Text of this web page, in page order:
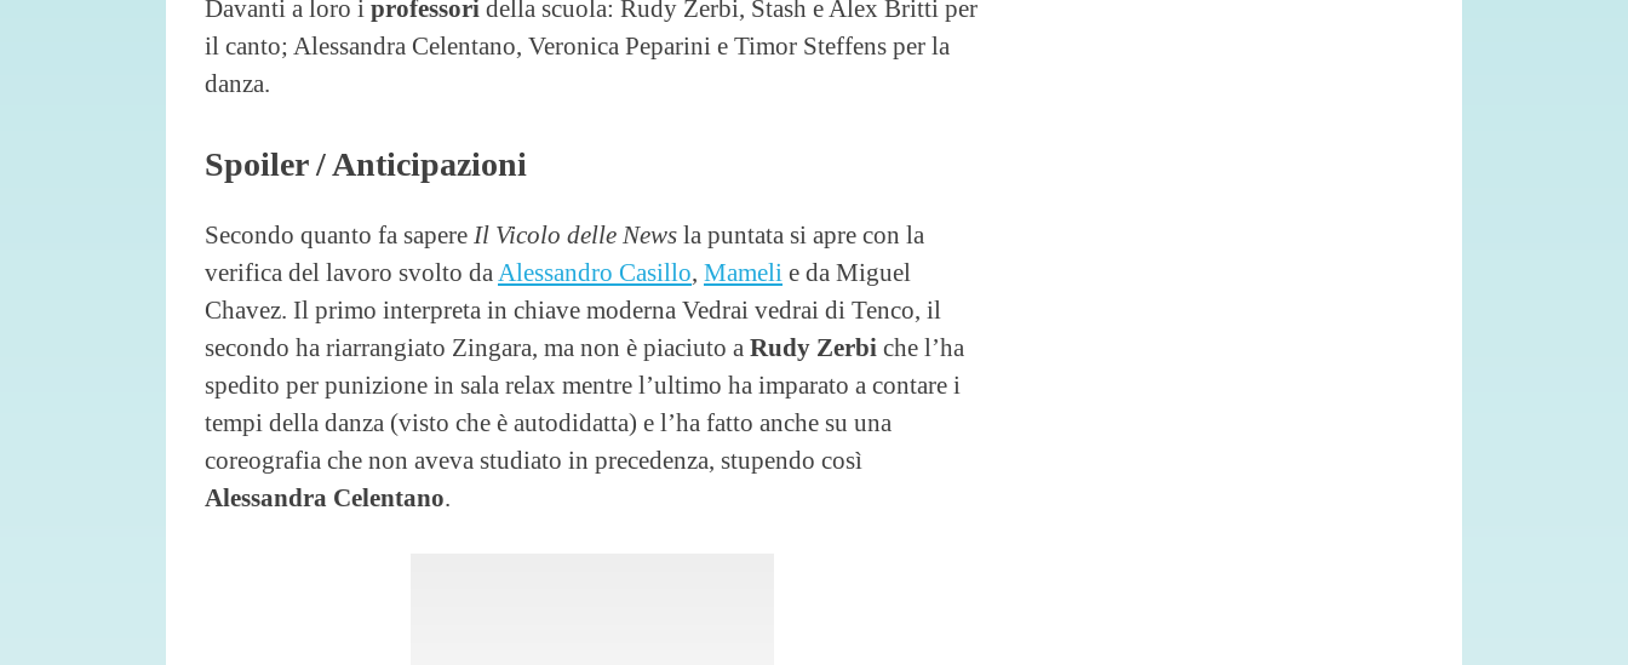
Davanti a loro i professori della scuola: Rudy Zerbi, Stash e Alex Britti per
il canto; Alessandra Celentano, Veronica Peparini e Timor Steffens per la
danza.
Spoiler / Anticipazioni
Secondo quanto fa sapere Il Vicolo delle News la puntata si apre con la
verifica del lavoro svolto da Alessandro Casillo, Mameli e da Miguel
Chavez. Il primo interpreta in chiave moderna Vedrai vedrai di Tenco, il
secondo ha riarrangiato Zingara, ma non è piaciuto a Rudy Zerbi che l’ha
spedito per punizione in sala relax mentre l’ultimo ha imparato a contare i
tempi della danza (visto che è autodidatta) e l’ha fatto anche su una
coreografia che non aveva studiato in precedenza, stupendo così
Alessandra Celentano.